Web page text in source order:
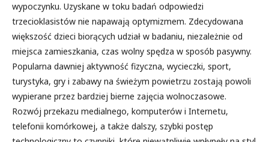
wypoczynku. Uzyskane w toku badań odpowiedzi
trzecioklasistów nie napawają optymizmem. Zdecydowana
większość dzieci biorących udział w badaniu, niezależnie od
miejsca zamieszkania, czas wolny spędza w sposób pasywny.
Popularna dawniej aktywność fizyczna, wycieczki, sport,
turystyka, gry i zabawy na świeżym powietrzu zostają powoli
wypierane przez bardziej bierne zajęcia wolnoczasowe.
Rozwój przekazu medialnego, komputerów i Internetu,
telefonii komórkowej, a także dalszy, szybki postęp